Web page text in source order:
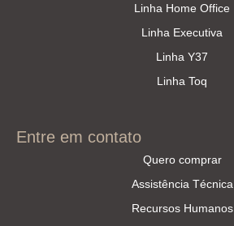
Linha Home Office
Linha Executiva
Linha Y37
Linha Toq
Entre em contato
Quero comprar
Assistência Técnica
Recursos Humanos